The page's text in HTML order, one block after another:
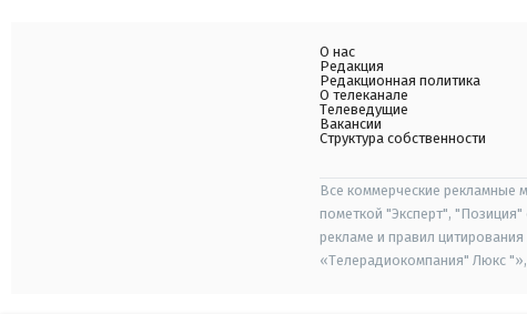
О нас
Редакция
Редакционная политика
О телеканале
Телеведущие
Вакансии
Структура собственности
Все коммерческие рекламные
пометкой "Эксперт",
рекламе и правил
«Телерадиокомпания" Люкс